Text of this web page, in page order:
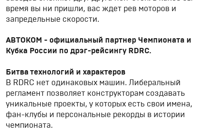
время вы ни пришли, вас ждет рев моторов и
запредельные скорости.
АВТОКОМ - официальный партнер Чемпионата и
Кубка России по дрэг-рейсингу RDRC.
Битва технологий и характеров
В RDRC нет одинаковых машин. Либеральный
регламент позволяет конструкторам создавать
уникальные проекты, у которых есть свои имена,
фан-клубы и персональные рекорды в истории
чемпионата.